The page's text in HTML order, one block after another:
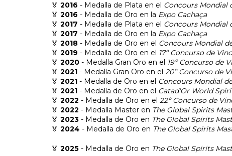
🏅 2016 - Medalla de Plata en el Concours Mondial
🏅 2016 - Medalla de Oro en la Expo Cachaça
🏅 2017 - Medalla de Plata en el Concours Mondial
🏅 2017 - Medalla de Oro en la Expo Cachaça
🏅 2018 - Medalla de Oro en el Concours Mondial
🏅 2019 - Medalla de Oro en el 17º Concurso de
🏅 2020 - Medalla Gran Oro en el 19º Concurso de
🏅 2021 - Medalla Gran Oro en el 20º Concurso de
🏅 2021 - Medalla de Oro en el Concours Mondial
🏅 2021 - Medalla de Oro en el Catad'Or World
🏅 2022 - Medalla de Oro en el 22º Concurso de
🏅 2022 - Medalla Master en The Global Spirits
🏅 2023 - Medalla de Oro en The Global Spirits
🏅 2024 - Medalla de Oro en The Global Spirits
🏅 2025 - Medalla de Oro en The Global Spirits